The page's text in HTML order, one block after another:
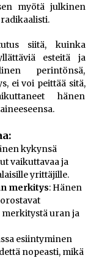
myötä julkinen
siitä, kuinka
esteitä ja
perintönsä,
ei voi peittää sitä,
hänen
kykynsä
vaikuttavaa ja
yrittäjille.
merkitys: Hänen
uran ja
esiintyminen
nopeasti, mikä